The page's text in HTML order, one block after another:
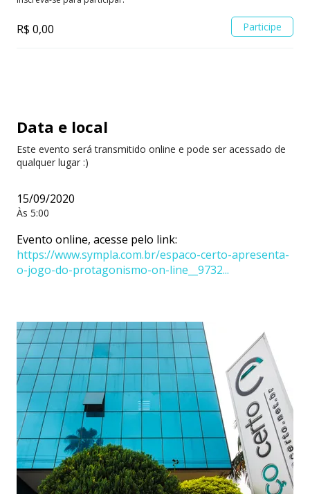
R$ 0,00 Participe
Data e local
Este evento será transmitido online e pode ser acessado de
qualquer lugar :)
15/09/2020
Às 5:00
Evento online, acesse pelo link:
https://www.sympla.com.br/espaco-certo-apresenta-
o-jogo-do-protagonismo-on-line__9732...